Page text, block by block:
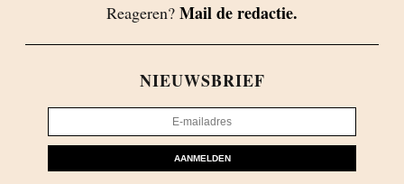
Reageren? Mail de redactie.
NIEUWSBRIEF
AANMELDEN